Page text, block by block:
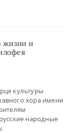
жизни и
культуры
хора имени
народные